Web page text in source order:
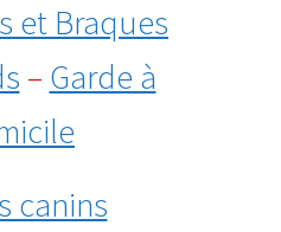
et Braques
– Garde à
canins